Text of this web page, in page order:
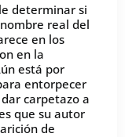
determinar si
real del
en los
en la
está por
entorpecer
carpetazo a
que su autor
de